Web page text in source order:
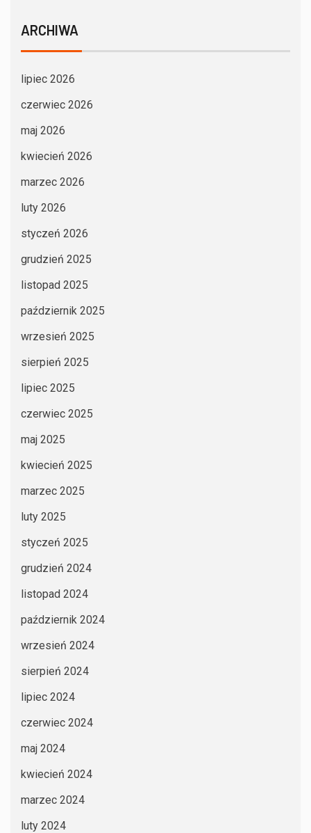
ARCHIWA
lipiec 2026
czerwiec 2026
maj 2026
kwiecień 2026
marzec 2026
luty 2026
styczeń 2026
grudzień 2025
listopad 2025
październik 2025
wrzesień 2025
sierpień 2025
lipiec 2025
czerwiec 2025
maj 2025
kwiecień 2025
marzec 2025
luty 2025
styczeń 2025
grudzień 2024
listopad 2024
październik 2024
wrzesień 2024
sierpień 2024
lipiec 2024
czerwiec 2024
maj 2024
kwiecień 2024
marzec 2024
luty 2024